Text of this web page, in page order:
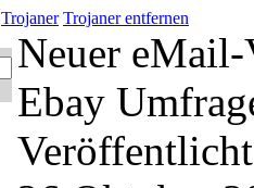
Trojaner Trojaner entfernen
Neuer
Ebay